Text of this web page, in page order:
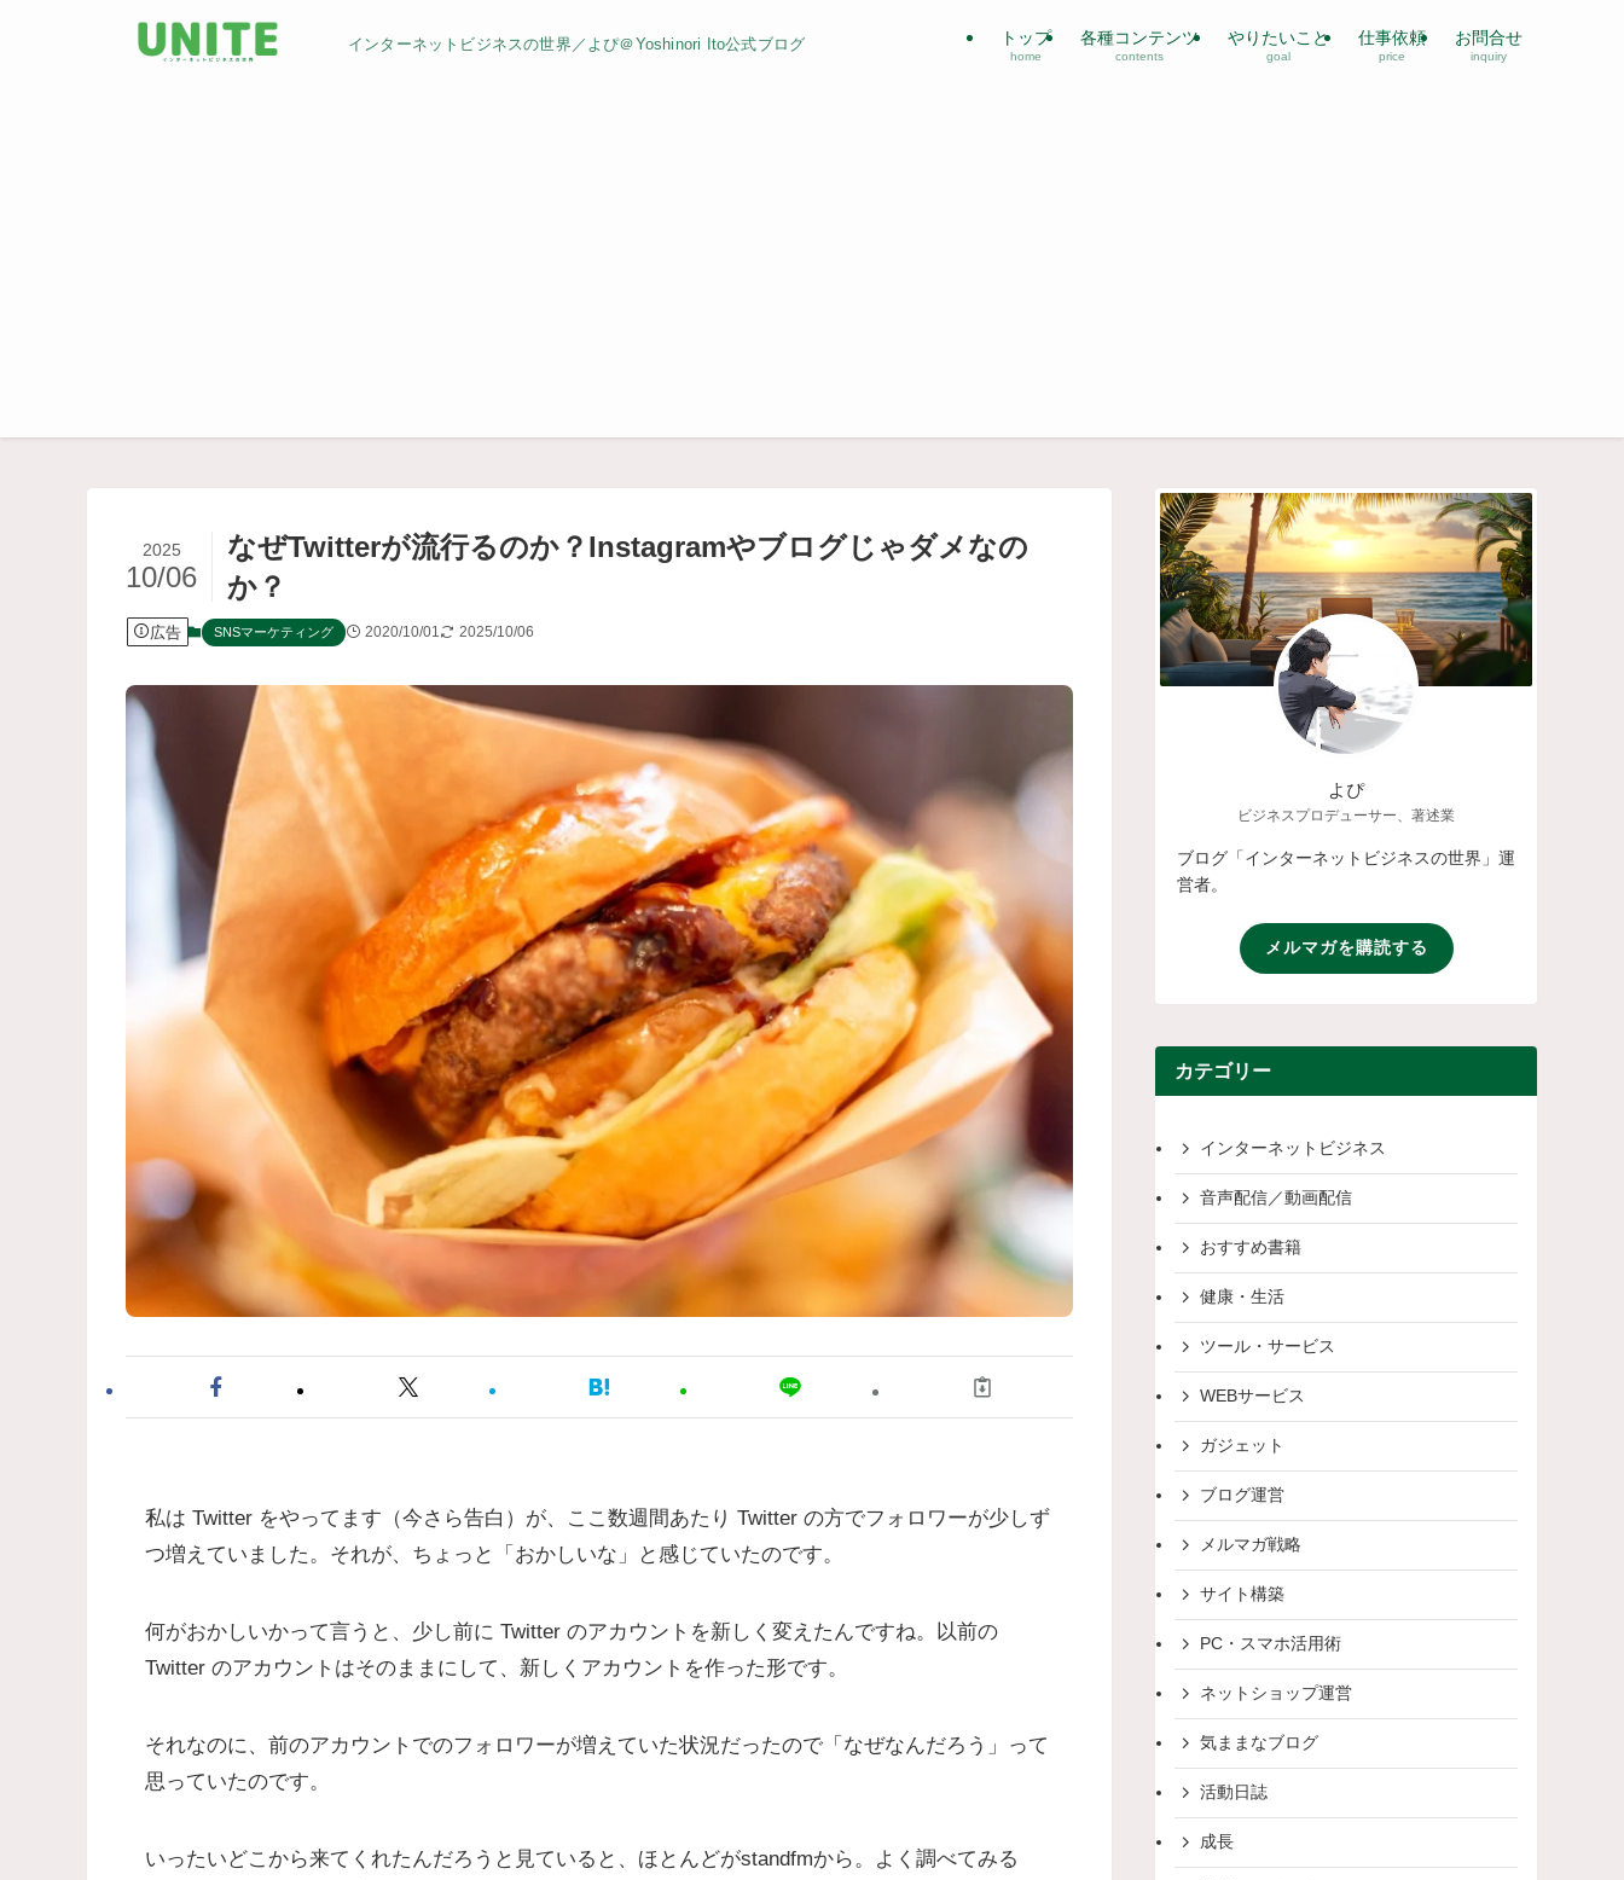
インターネットビジネスの世界／よぴ＠Yoshinori Ito公式ブログ トップ
home
各種コンテンツ
contents
やりたいこと
goal
仕事依頼
price
お問合せ
inquiry
なぜTwitterが流行るのか？Instagramやブログじゃダメなの
か？
2025
10/06
広告 SNSマーケティング 2020/10/01 2025/10/06
私は Twitter をやってます（今さら告白）が、ここ数週間あたり Twitter の方でフォロワーが少しず
つ増えていました。それが、ちょっと「おかしいな」と感じていたのです。
何がおかしいかって言うと、少し前に Twitter のアカウントを新しく変えたんですね。以前の
Twitter のアカウントはそのままにして、新しくアカウントを作った形です。
それなのに、前のアカウントでのフォロワーが増えていた状況だったので「なぜなんだろう」って
思っていたのです。
いったいどこから来てくれたんだろうと見ていると、ほとんどがstandfmから。よく調べてみる
よぴ
ビジネスプロデューサー、著述業
ブログ「インターネットビジネスの世界」運
営者。
メルマガを購読する
カテゴリー
インターネットビジネス
音声配信／動画配信
おすすめ書籍
健康・生活
ツール・サービス
WEBサービス
ガジェット
ブログ運営
メルマガ戦略
サイト構築
PC・スマホ活用術
ネットショップ運営
気ままなブログ
活動日誌
成長